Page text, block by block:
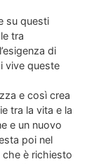
su questi
tra
di
vive queste
e così crea
tra la vita e la
e un nuovo
poi nel
è richiesto